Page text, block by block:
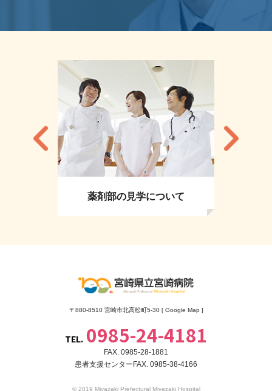
薬剤部の見学について
〒880-8510 宮崎市北高松町5-30 [ Google Map]
TEL. 0985-24-4181
FAX. 0985-28-1881
患者支援センターFAX. 0985-38-4166
© 2019 Miyazaki Prefectural Miyazaki Hospital